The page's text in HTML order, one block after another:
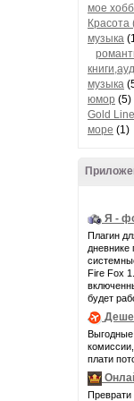
мое
Красота
музыка
музыка
юмор (5)
Gold Line
море (1)
Я -
Плагин
Fire Fox
будет
Выгодные
плати
Преврати